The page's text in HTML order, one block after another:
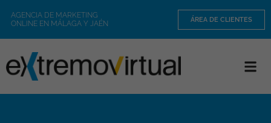
AGENCIA DE MARKETING
ONLINE EN MÁLAGA Y JAÉN
ÁREA DE CLIENTES